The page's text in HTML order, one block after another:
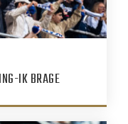
IK BRAGE